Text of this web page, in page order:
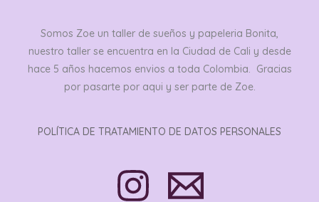
Somos Zoe un taller de sueños y papeleria Bonita,
nuestro taller se encuentra en la Ciudad de Cali y desde
hace 5 años hacemos envios a toda Colombia. Gracias
por pasarte por aqui y ser parte de Zoe.
POLÍTICA DE TRATAMIENTO DE DATOS PERSONALES